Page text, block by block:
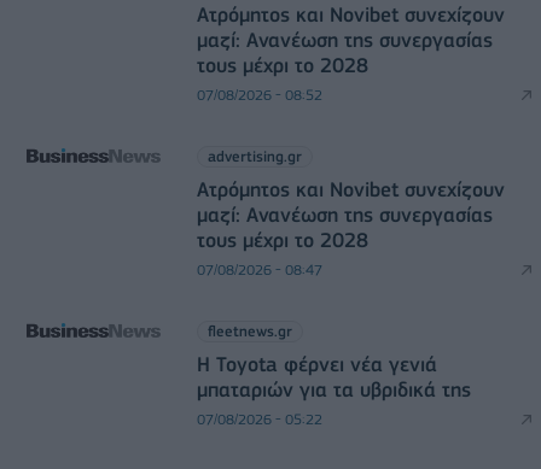
Ατρόμητος και Novibet συνεχίζουν
μαζί: Ανανέωση της συνεργασίας
τους μέχρι το 2028
07/08/2026 - 08:52
advertising.gr
Ατρόμητος και Novibet συνεχίζουν
μαζί: Ανανέωση της συνεργασίας
τους μέχρι το 2028
07/08/2026 - 08:47
fleetnews.gr
Η Toyota φέρνει νέα γενιά
μπαταριών για τα υβριδικά της
07/08/2026 - 05:22